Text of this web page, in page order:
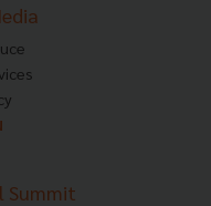
Summit